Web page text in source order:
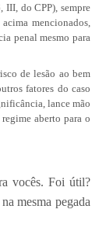
do CPP), sempre
mencionados,
penal mesmo para
de lesão ao bem
fatores do caso
lance mão
aberto para o
vocês. Foi útil?
mesma pegada